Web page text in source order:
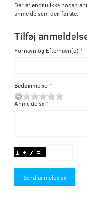
Der er endnu ikke nogen
anmelde som den første.
Tilføj
Fornavn og Efternavn(e)
Bedømmelse
Anmeldelse
Send anmeldelse